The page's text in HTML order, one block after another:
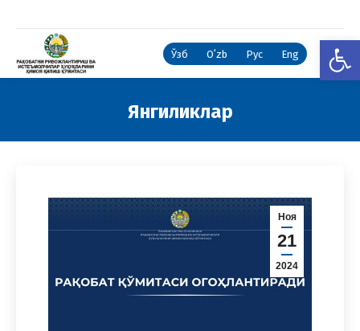
Ўзб Oʻzb Рус Eng
Янгиликлар
Ноя
21
2024